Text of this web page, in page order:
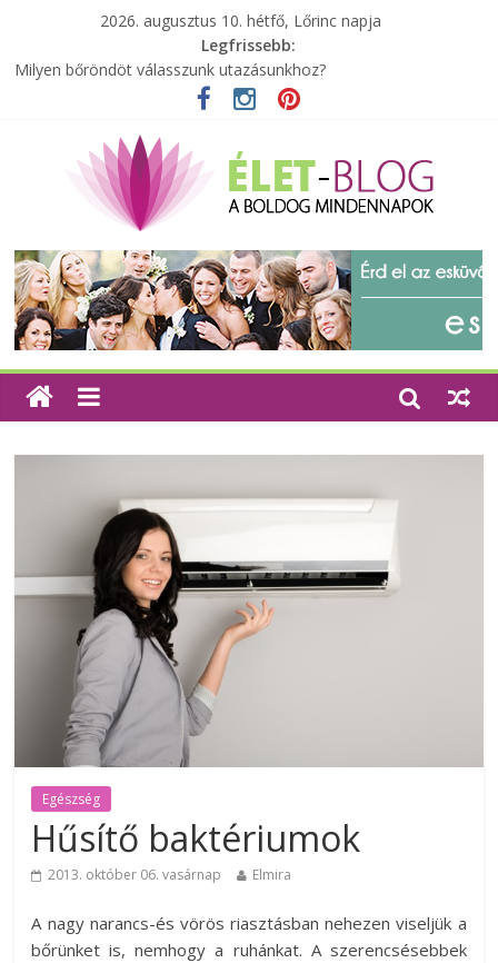
2026. augusztus 10. hétfő, Lőrinc napja
Legfrissebb:
A zöld forradalom: A mosó- és parfümtermékek környezetbarát
szempontjainak erősítése
Milyen bőröndöt válasszunk utazásunkhoz?
Tartalék ajándék, amit szívesen megtartasz magadnak
Különleges tömörfa ládák Indiából
Egészség
Hűsítő baktériumok
2013. október 06. vasárnap Elmira
A nagy narancs-és vörös riasztásban nehezen viseljük a
bőrünket is, nemhogy a ruhánkat. A szerencsésebbek